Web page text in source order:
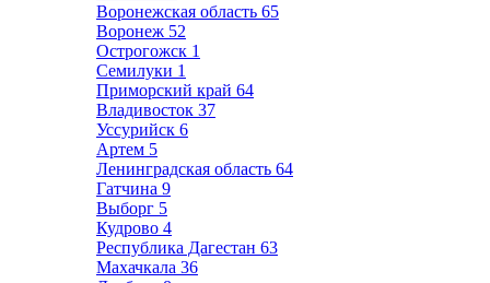
Воронежская область 65
Воронеж 52
Острогожск 1
Семилуки 1
Приморский край 64
Владивосток 37
Уссурийск 6
Артем 5
Ленинградская область 64
Гатчина 9
Выборг 5
Кудрово 4
Республика Дагестан 63
Махачкала 36